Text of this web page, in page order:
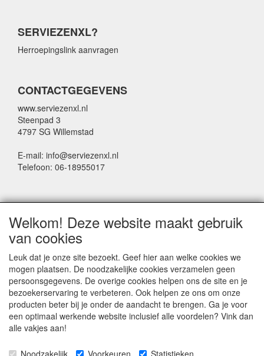
SERVIEZENXL?
Herroepingslink aanvragen
CONTACTGEGEVENS
www.serviezenxl.nl
Steenpad 3
4797 SG Willemstad
E-mail: info@serviezenxl.nl
Telefoon: 06-18955017
Voornaam
Achternaam
E-mail
Welkom! Deze website maakt gebruik
van cookies
Leuk dat je onze site bezoekt. Geef hier aan welke cookies we
mogen plaatsen. De noodzakelijke cookies verzamelen geen
persoonsgegevens. De overige cookies helpen ons de site en je
bezoekerservaring te verbeteren. Ook helpen ze ons om onze
producten beter bij je onder de aandacht te brengen. Ga je voor
een optimaal werkende website inclusief alle voordelen? Vink dan
alle vakjes aan!
Noodzakelijk Voorkeuren Statistieken